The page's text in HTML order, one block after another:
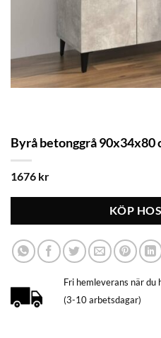
Byrå betonggrå 90x34x80
1676 kr
KÖP
Fri hemleverans när
(3-10 arbetsdagar)